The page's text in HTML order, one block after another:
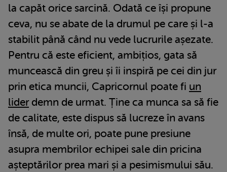
la capăt orice sarcină. Odată ce își propune
ceva, nu se abate de la drumul pe care și l-a
stabilit până când nu vede lucrurile așezate.
Pentru că este eficient, ambițios, gata să
muncească din greu și îi inspiră pe cei din jur
prin etica muncii, Capricornul poate fi un
liderdemn de urmat. Ține ca munca sa să fie
de calitate, este dispus să lucreze în avans
însă, de multe ori, poate pune presiune
asupra membrilor echipei sale din pricina
așteptărilor prea mari și a pesimismului său.